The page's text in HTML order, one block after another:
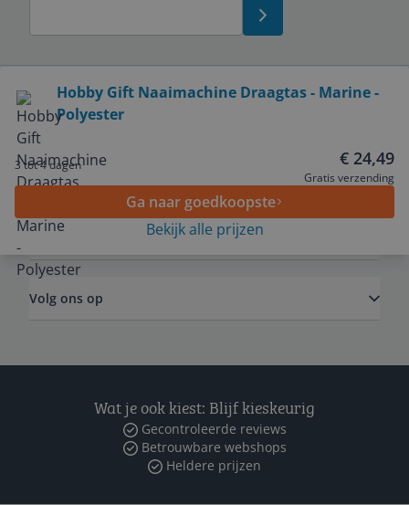
Hobby Gift Naaimachine Draagtas - Marine -
Polyester
3 tot 4 dagen € 24,49
Gratis verzending
Ga naar goedkoopste
Bekijk alle prijzen
Service
Algemeen
Volg ons op
Wat je ook kiest: Blijf kieskeurig
Gecontroleerde reviews
Betrouwbare webshops
Heldere prijzen